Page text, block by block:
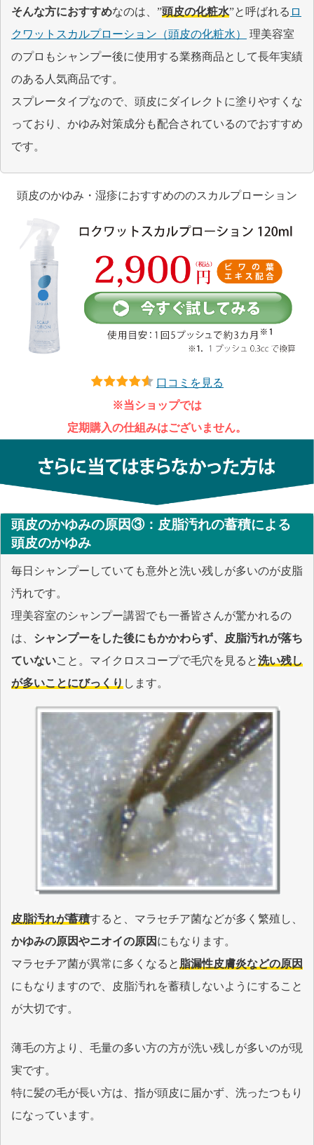
そんな方におすすめなのは、”頭皮の化粧水”と呼ばれる ロ
クワットスカルプローション（頭皮の化粧水）
理美容室
のプロもシャンプー後に使用する業務商品として長年実績
のある人気商品です。
スプレータイプなので、頭皮にダイレクトに塗りやすくな
っており、かゆみ対策成分も配合されているのでおすすめ
です。
頭皮のかゆみ・湿疹におすすめののスカルプローション
口コミを見る
※当ショップでは
定期購入の仕組みはございません。
頭皮のかゆみの原因③： 皮脂汚れの蓄積による
頭皮のかゆみ
毎日シャンプーしていても意外と洗い残しが多いのが皮脂
汚れです。
理美容室のシャンプー講習でも一番皆さんが驚かれるの
は、 シャンプーをした後にもかかわらず、皮脂汚れが落ち
ていないこと。マイクロスコープで毛穴を見ると洗い残し
が多いことにびっくり します。
皮脂汚れが蓄積すると、マラセチア菌などが多く繁殖し、
かゆみの原因やニオイの原因 にもなります。
マラセチア菌が異常に多くなると 脂漏性皮膚炎などの原因
にもなりますので、皮脂汚れを蓄積しないようにすること
が大切です。
薄毛の方より、毛量の多い方の方が洗い残しが多いのが現
実です。
特に髪の毛が長い方は、指が頭皮に届かず、洗ったつもり
になっています。